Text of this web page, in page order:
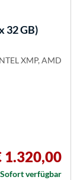
32 GB)
XMP, AMD
1.320,00
Sofort verfügbar